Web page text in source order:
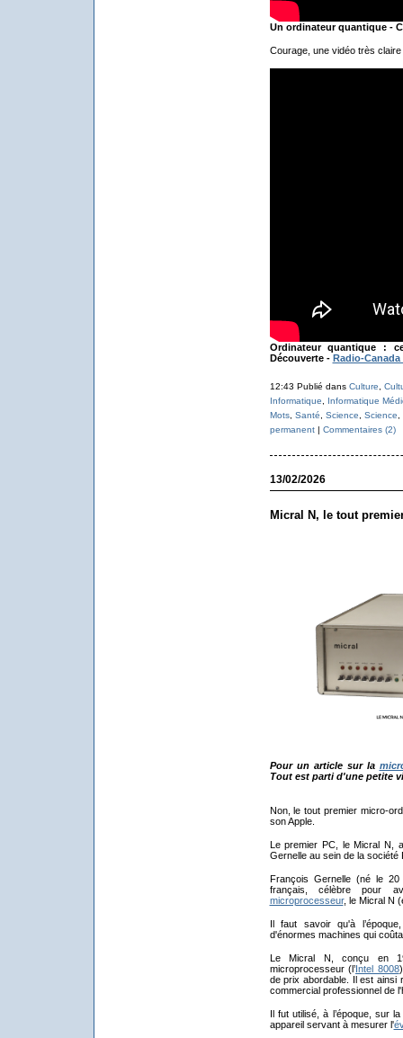
Un ordinateur quantique -
Courage, une vidéo très
Ordinateur quantique :
Découverte - Radio-Canada
12:43 Publié dans Culture
Informatique
Informatique
Mots, Santé Science Science
permanent| Commentaires (2)
13/02/2026
Micral N, le tout
Pour un article sur la
Tout est parti d'une petite
Non, le tout premier micro-
son Apple.
Le premier PC, le Micral N,
Gernelle au sein de la société
François Gernelle (né le 20
français, célèbre pour
microprocesseur, le Micral N
Il faut savoir qu'à
d'énormes machines qui
Le Micral N, conçu en
microprocesseur (l’Intel 8008
de prix abordable. Il est ainsi
commercial professionnel de
Il fut utilisé, à l’époque, sur la
appareil servant à mesurer l'